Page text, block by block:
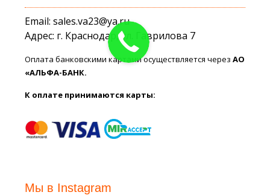
Email: sales.va23@ya.ru
Адрес: г. Краснодар, ул. Гаврилова 7
Оплата банковскими картами осуществляется черезАО
«АЛЬФА-БАНК.
К оплате принимаются карты:
Мы в Instagram